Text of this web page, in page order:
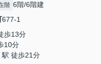
階 6階/6階建
677-1
歩13分
10分
駅 徒歩21分